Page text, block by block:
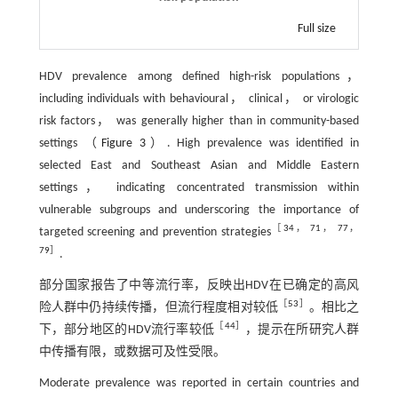
Full size
HDV prevalence among defined high-risk populations，
including individuals with behavioural， clinical， or virologic
risk factors， was generally higher than in community-based
settings （ Figure 3）. High prevalence was identified in
selected East and Southeast Asian and Middle Eastern
settings， indicating concentrated transmission within
vulnerable subgroups and underscoring the importance of
targeted screening and prevention strategies［34 ，71 ， 77，
79］ .
部分国家报告了中等流行率，反映出HDV在已确定的高风
险人群中仍持续传播，但流行程度相对较低 ［53
。相比之
下，部分地区的HDV流行率较低
44］
，提示在所研究人群
中传播有限，或数据可及性受限。
Moderate prevalence was reported in certain countries and